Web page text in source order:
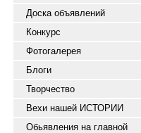
Доска объявлений
Конкурс
Фотогалерея
Блоги
Творчество
Вехи нашей ИСТОРИИ
Обьявления на главной